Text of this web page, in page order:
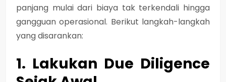
panjang mulai dari biaya tak terkendali hingga
gangguan operasional. Berikut langkah-langkah
yang disarankan:
1. Lakukan Due Diligence